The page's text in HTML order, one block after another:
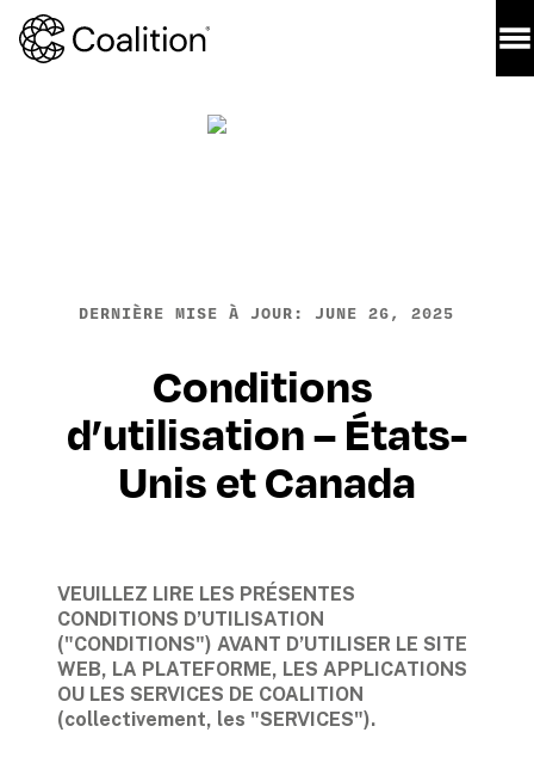
DERNIÈRE MISE À JOUR: JUNE 26, 2025
Conditions
d’utilisation – États-
Unis et Canada
VEUILLEZ LIRE LES PRÉSENTES
CONDITIONS D’UTILISATION
("CONDITIONS") AVANT D’UTILISER LE SITE
WEB, LA PLATEFORME, LES APPLICATIONS
OU LES SERVICES DE COALITION
(collectivement, les "SERVICES").